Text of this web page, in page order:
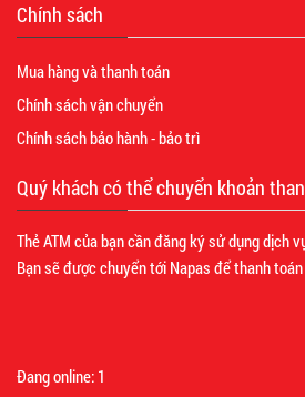
Chính sách
Mua hàng và thanh toán
Chính sách vận chuyển
Chính sách bảo hành - bảo trì
Quý khách có thể chuyển khoản
Thẻ ATM của bạn cần đăng ký sử dụng dịch
Bạn sẽ được chuyển tới Napas để thanh toán
Đang online: 1